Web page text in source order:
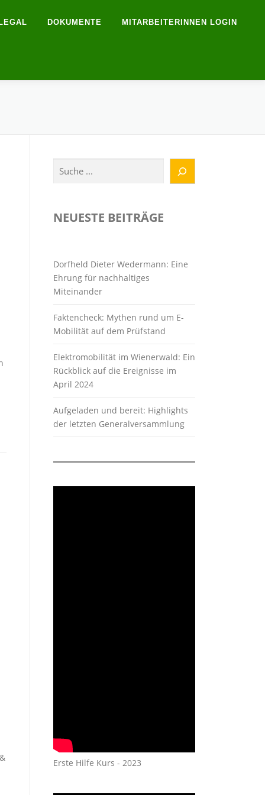
DOKUMENTE MITARBEITERINNEN LOGIN
Suchen
NEUESTE BEITRÄGE
Dorfheld Dieter Wedermann: Eine
Ehrung für nachhaltiges
Miteinander
Faktencheck: Mythen rund um E-
Mobilität auf dem Prüfstand
Elektromobilität im Wienerwald: Ein
Rückblick auf die Ereignisse im
April 2024
Aufgeladen und bereit: Highlights
der letzten Generalversammlung
Erste Hilfe Kurs - 2023